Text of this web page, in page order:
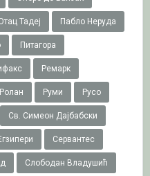
Тадеј Пабло Неруда
Питагора
Ремарк
Руми Русо
Св. Симеон Дајбабски
Сервантес
Слободан Владушић